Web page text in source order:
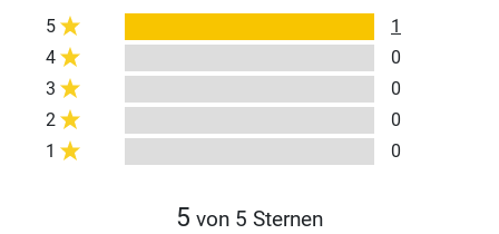
5
1
4
0
3
0
2
0
1
0
5 von 5 Sternen